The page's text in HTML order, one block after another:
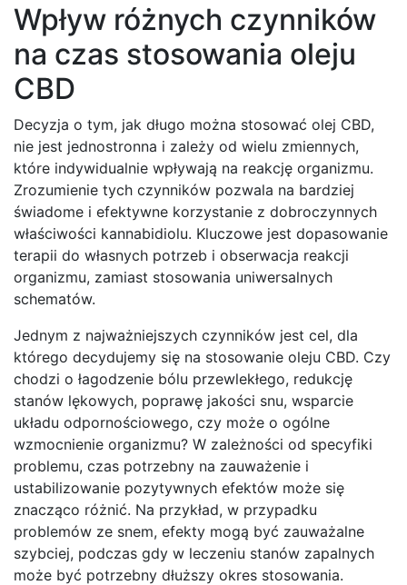
Wpływ różnych czynników
na czas stosowania oleju
CBD
Decyzja o tym, jak długo można stosować olej CBD,
nie jest jednostronna i zależy od wielu zmiennych,
które indywidualnie wpływają na reakcję organizmu.
Zrozumienie tych czynników pozwala na bardziej
świadome i efektywne korzystanie z dobroczynnych
właściwości kannabidiolu. Kluczowe jest dopasowanie
terapii do własnych potrzeb i obserwacja reakcji
organizmu, zamiast stosowania uniwersalnych
schematów.
Jednym z najważniejszych czynników jest cel, dla
którego decydujemy się na stosowanie oleju CBD. Czy
chodzi o łagodzenie bólu przewlekłego, redukcję
stanów lękowych, poprawę jakości snu, wsparcie
układu odpornościowego, czy może o ogólne
wzmocnienie organizmu? W zależności od specyfiki
problemu, czas potrzebny na zauważenie i
ustabilizowanie pozytywnych efektów może się
znacząco różnić. Na przykład, w przypadku
problemów ze snem, efekty mogą być zauważalne
szybciej, podczas gdy w leczeniu stanów zapalnych
może być potrzebny dłuższy okres stosowania.